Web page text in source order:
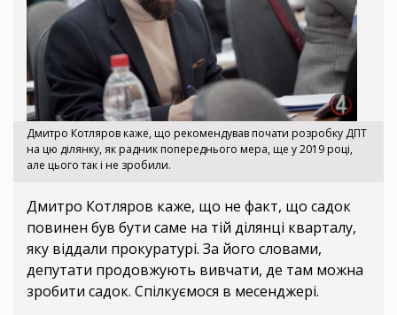
Дмитро Котляров каже, що рекомендував почати розробку ДПТ
на цю ділянку, як радник попереднього мера, ще у 2019 році,
але цього так і не зробили.
Дмитро Котляров каже, що не факт, що садок
повинен був бути саме на тій ділянці кварталу,
яку віддали прокуратурі. За його словами,
депутати продовжують вивчати, де там можна
зробити садок. Спілкуємося в месенджері.